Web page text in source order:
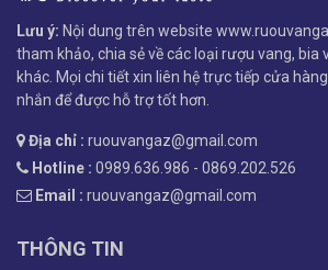
Lưu ý: Nội dung trên website
tham khảo, chia sẻ về các loại rượu vang, bia
khác. Mọi chi tiết xin liên hệ trực tiếp cửa
nhắn để được hỗ trợ tốt hơn.
Địa chỉ : ruouvangaz@gmail.com
Hotline : 0989.636.986 - 0869.202.526
Email : ruouvangaz@gmail.com
THÔNG TIN